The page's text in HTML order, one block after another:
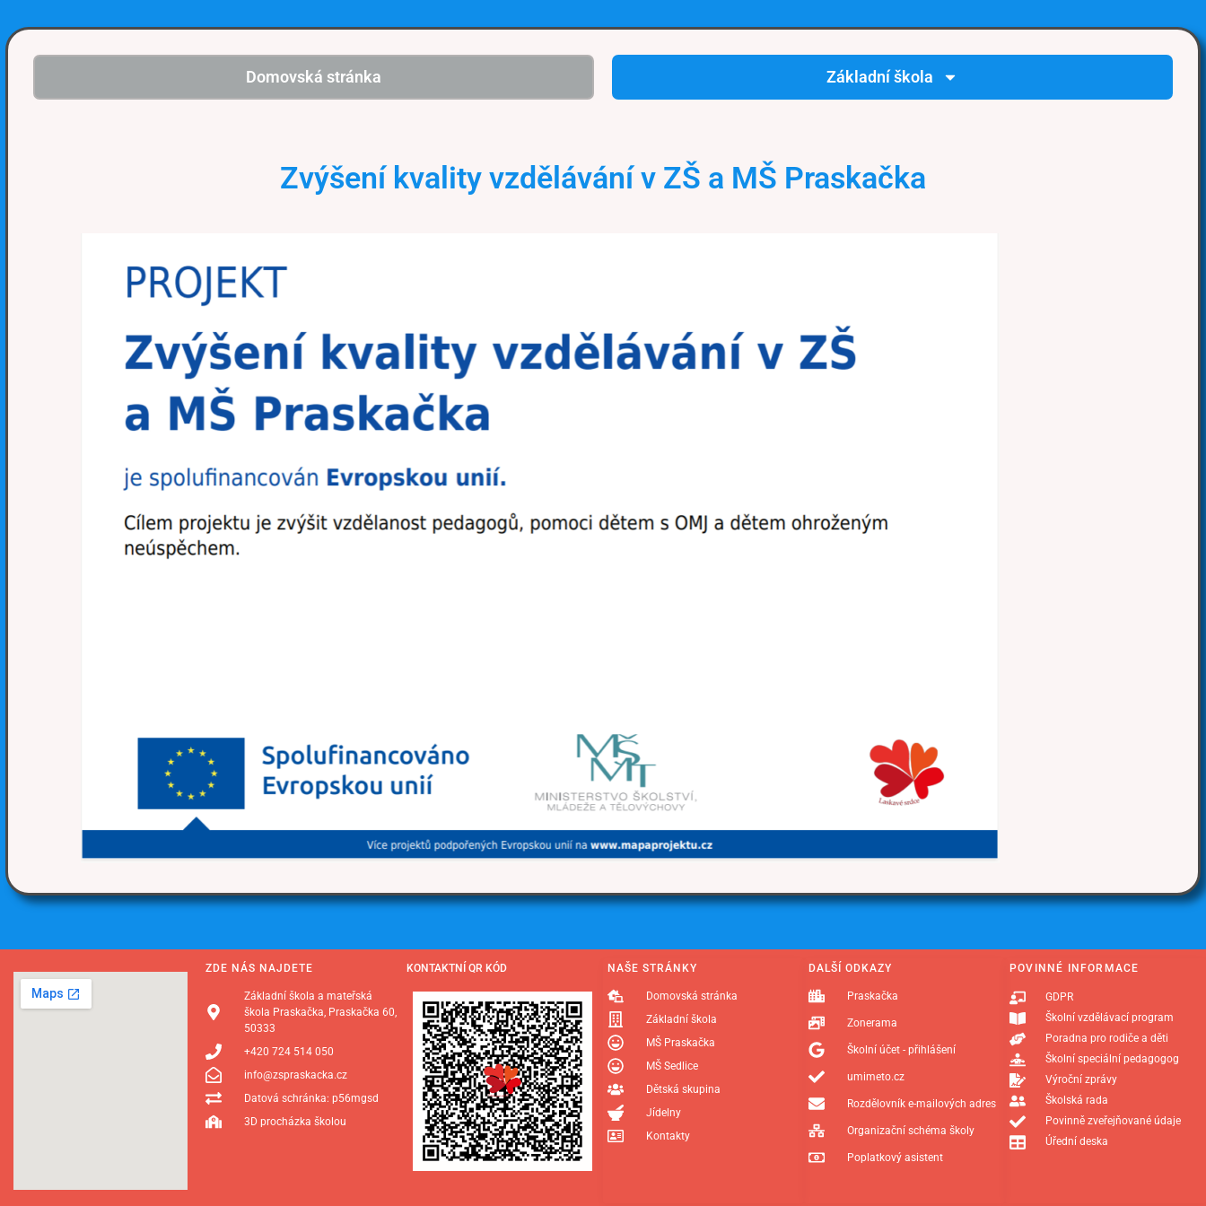
Domovská stránka Základní škola
Zvýšení kvality vzdělávání v ZŠ a MŠ Praskačka
ZDE NÁS NAJDETE
Základní škola a mateřská
škola Praskačka, Praskačka 60,
50333
+420 724 514 050
info@zspraskacka.cz
Datová schránka: p56mgsd
3D procházka školou
KONTAKTNÍ QR KÓD NAŠE STRÁNKY
Domovská stránka
Základní škola
MŠ Praskačka
MŠ Sedlice
Dětská skupina
Jídelny
Kontakty
DALŠÍ ODKAZY
Praskačka
Zonerama
Školní účet - přihlášení
umimeto.cz
Rozdělovník e-mailových adres
Organizační schéma školy
Poplatkový asistent
POVINNÉ INFORMACE
GDPR
Školní vzdělávací program
Poradna pro rodiče a děti
Školní speciální pedagogog
Výroční zprávy
Školská rada
Povinně zveřejňované údaje
Úřední deska